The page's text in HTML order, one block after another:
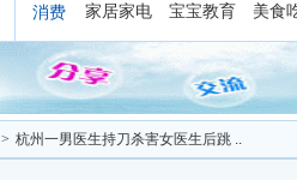
消费
家居家电
宝宝教育 美食
> 杭州一男医生持刀杀害女医生后跳 ..